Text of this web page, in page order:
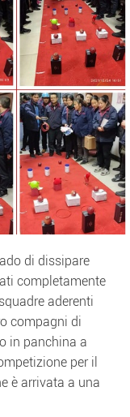
di dissipare
completamente
aderenti
compagni di
in panchina a
per il
è arrivata a una